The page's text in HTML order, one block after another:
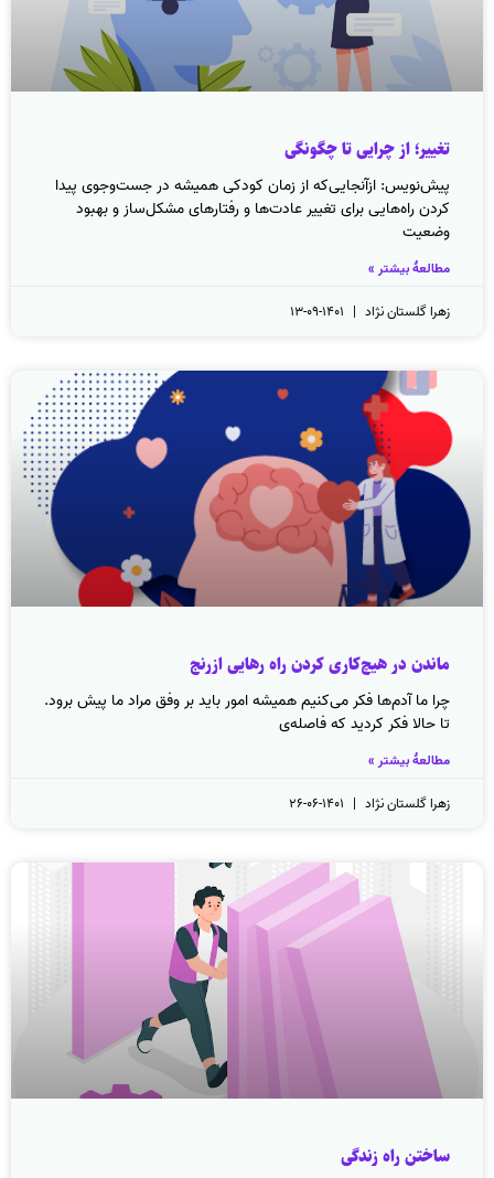
تغییر؛ از چرایی تا چگونگی
پیش‌نویس: ازآنجایی‌که از زمان کودکی همیشه در جست‌وجوی پیدا
کردن راه‌هایی برای تغییر عادت‌ها و رفتارهای مشکل‌ساز و بهبود
وضعیت
مطالعهٔ بیشتر »
زهرا گلستان نژاد
ماندن در هیچ‌کاری کردن راه رهایی ازرنج
چرا ما آ‌‌دم‌ها فکر می‌کنیم همیشه امور باید بر وفق مراد ما پیش برود.
تا حالا فکر کردید که فاصله‌ی
مطالعهٔ بیشتر »
زهرا گلستان نژاد
ساختن راه زندگی